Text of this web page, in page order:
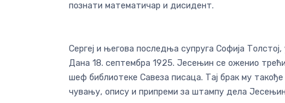
познати математичар и дисидент.
Сергеј и његова последња супруга Софија
Дана 18. септембра 1925. Јесењин се оженио
шеф библиотеке Савеза писаца. Тај брак му
чувању, опису и припреми за штампу дела